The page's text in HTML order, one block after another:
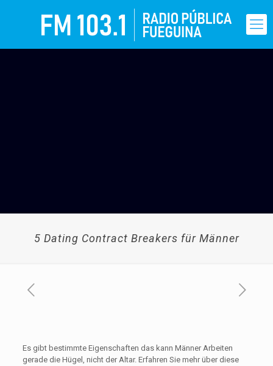
5 Dating Contract Breakers für Männer
Es gibt bestimmte Eigenschaften das kann Männer Arbeiten
gerade die Hügel, nicht der Altar. Erfahren Sie mehr über diese